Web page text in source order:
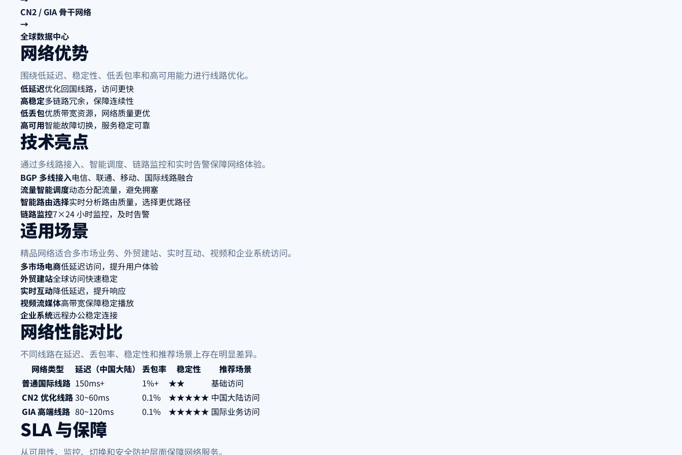
CN2 / GIA 骨干网络
→
全球数据中心
网络优势
围绕低延迟、稳定性、低丢包率和高可用能力进行线路优化。
低延迟优化回国线路，访问更快
高稳定多链路冗余，保障连续性
低丢包优质带宽资源，网络质量更优
高可用智能故障切换，服务稳定可靠
技术亮点
通过多线路接入、智能调度、链路监控和实时告警保障网络体验。
BGP 多线接入电信、联通、移动、国际线路融合
流量智能调度动态分配流量，避免拥塞
智能路由选择实时分析路由质量，选择更优路径
链路监控7×24 小时监控，及时告警
适用场景
精品网络适合多市场业务、外贸建站、实时互动、视频和企业系统访问。
多市场电商低延迟访问，提升用户体验
外贸建站全球访问快速稳定
实时互动降低延迟，提升响应
视频流媒体高带宽保障稳定播放
企业系统远程办公稳定连接
网络性能对比
不同线路在延迟、丢包率、稳定性和推荐场景上存在明显差异。
网络类型 延迟（中国大陆） 丢包率 稳定性
推荐场景
普通国际线路 150ms+ 1%+ ★★
基础访问
CN2 优化线路30~60ms 0.1% ★★★★★ 中国大陆访问
GIA 高端线路 80~120ms 0.1% ★★★★★ 国际业务访问
SLA 与保障
从可用性、监控、切换和安全防护层面保障网络服务。